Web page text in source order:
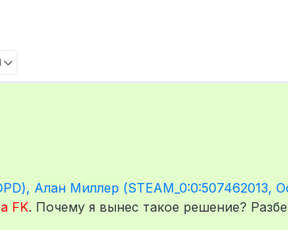
Алан Миллер (STEAM_0:0:507462013,
FK. Почему я вынес такое решение?